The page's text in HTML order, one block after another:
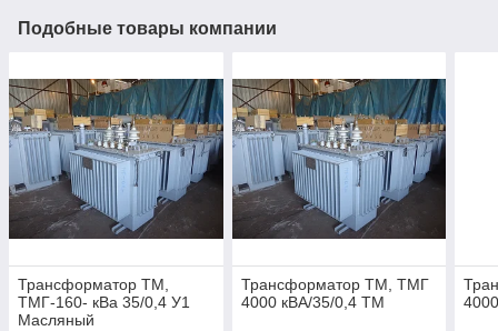
Подобные товары компании
Трансформатор ТМ,
ТМГ-160- кВа 35/0,4 У1
Масляный
Трансформатор ТМ, ТМГ
4000 кВА/35/0,4 ТМ